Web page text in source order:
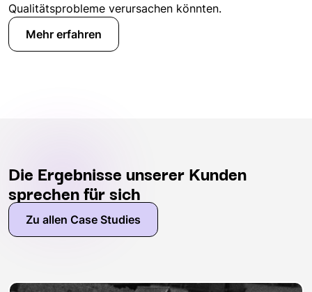
Qualitätsprobleme verursachen könnten.
Mehr erfahren
Die Ergebnisse unserer Kunden
sprechen für sich
Zu allen Case Studies